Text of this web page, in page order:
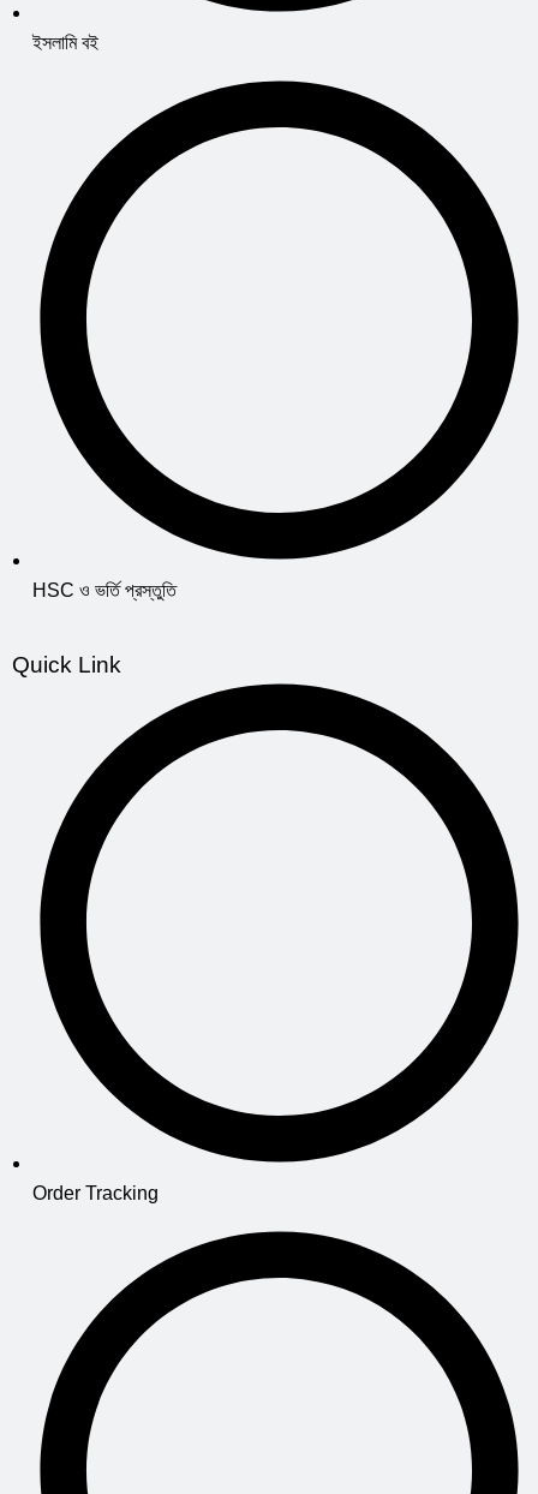
ইসলামি বই
HSC ও ভর্তি প্রস্তুতি
Quick Link
Order Tracking